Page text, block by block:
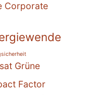
Corporate
Grüne
Factor